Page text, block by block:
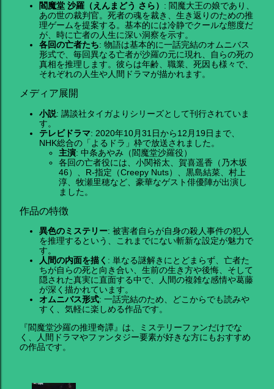
閻魔堂 沙羅（えんまどう さら） : 閻魔大王の娘であり、
あの世の裁判官。死者の魂を裁き、生き返りのための推
理ゲームを提案する。基本的には冷静でクールな態度だ
が、時に亡者の人生に深い洞察を示す。
各回の亡者たち: 物語は基本的に一話完結のオムニバス
形式で、毎回異なる亡者が沙羅の元に現れ、自らの死の
真相を推理します。彼らは年齢、職業、死因も様々で、
それぞれの人生や人間ドラマが描かれます。
メディア展開
小説: 講談社タイガよりシリーズとして刊行されていま
す。
テレビドラマ: 2020年10月31日から12月19日まで、
NHK総合の「よるドラ」枠で放送されました。
主演: 中条あやみ（閻魔堂沙羅役）
各回の亡者役には、小関裕太、賀喜遥香（乃木坂
46）、R-指定（Creepy Nuts）、黒島結菜、村上
淳、牧瀬里穂など、豪華なゲスト俳優陣が出演し
ました。
作品の特徴
異色のミステリー: 被害者自らが自身の殺人事件の犯人
を推理するという、これまでにない斬新な設定が魅力で
す。
人間の内面を描く : 単なる謎解きにとどまらず、亡者た
ちが自らの死と向き合い、生前の生き方や後悔、そして
隠された真実に直面する中で、人間の複雑な感情や葛藤
が深く描かれています。
オムニバス形式: 一話完結のため、どこからでも読みや
すく、気軽に楽しめる作品です。
『閻魔堂沙羅の推理奇譚』は、ミステリーファンだけでな
く、人間ドラマやファンタジー要素が好きな方にもおすすめ
の作品です。